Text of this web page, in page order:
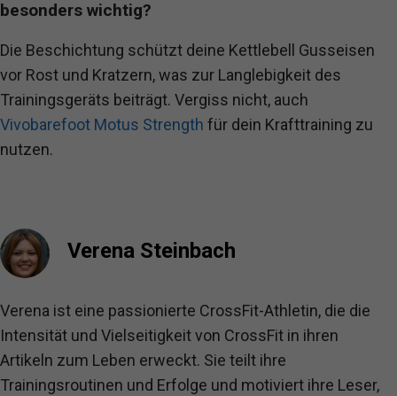
besonders wichtig?
Die Beschichtung schützt deine Kettlebell Gusseisen
vor Rost und Kratzern, was zur Langlebigkeit des
Trainingsgeräts beiträgt. Vergiss nicht, auch
Vivobarefoot Motus Strength für dein Krafttraining zu
nutzen.
Verena Steinbach
Verena ist eine passionierte CrossFit-Athletin, die die
Intensität und Vielseitigkeit von CrossFit in ihren
Artikeln zum Leben erweckt. Sie teilt ihre
Trainingsroutinen und Erfolge und motiviert ihre Leser,